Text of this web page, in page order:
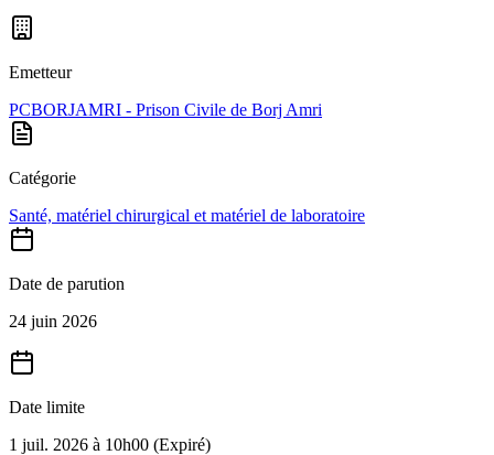
Emetteur
PCBORJAMRI - Prison Civile de Borj Amri
Catégorie
Santé, matériel chirurgical et matériel de laboratoire
Date de parution
24 juin 2026
Date limite
1 juil. 2026 à 10h00 (Expiré)